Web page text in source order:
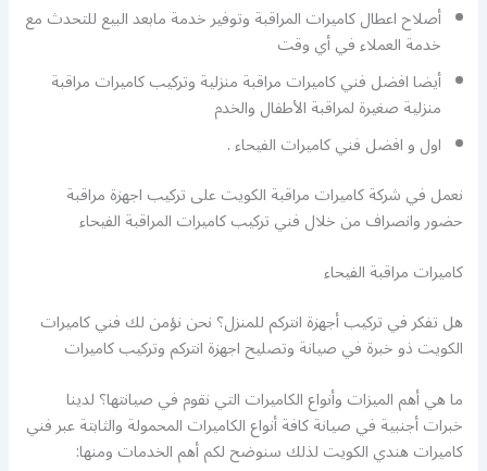
أصلاح اعطال كاميرات المراقبة وتوفير خدمة مابعد البيع للتحدث مع
خدمة العملاء في أي وقت
أيضا افضل فني كاميرات مراقبة منزلية وتركيب كاميرات مراقبة
منزلية صغيرة لمراقبة الأطفال والخدم
اول و افضل فني كاميرات الفيحاء .
نعمل في شركة كاميرات مراقبة الكويت على تركيب اجهزة مراقبة
حضور وانصراف من خلال فني تركيب كاميرات المراقبة الفيحاء
كاميرات مراقبة الفيحاء
هل تفكر في تركيب أجهزة انتركم للمنزل؟ نحن نؤمن لك فني كاميرات
الكويت ذو خبرة في صيانة وتصليح اجهزة انتركم وتركيب كاميرات
ما هي أهم الميزات وأنواع الكاميرات التي نقوم في صيانتها؟ لدينا
خبرات أجنبية في صيانة كافة أنواع الكاميرات المحمولة والثابتة عبر فني
كاميرات هندي الكويت لذلك سنوضح لكم أهم الخدمات ومنها: